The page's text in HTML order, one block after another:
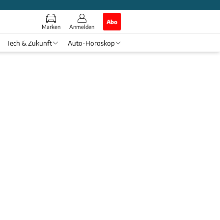
Marken Anmelden
Abo
Tech & Zukunft Auto-Horoskop